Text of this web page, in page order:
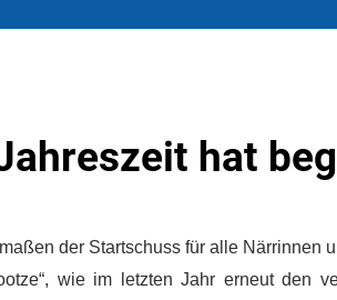
hat
der Startschuss für alle Närrinnen
wie im letzten Jahr erneut den